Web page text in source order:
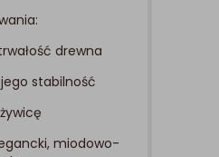
drewna
stabilność
miodowo-